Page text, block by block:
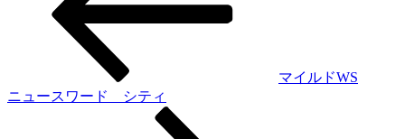
ー
マイルドWS
ニュースワード シティ